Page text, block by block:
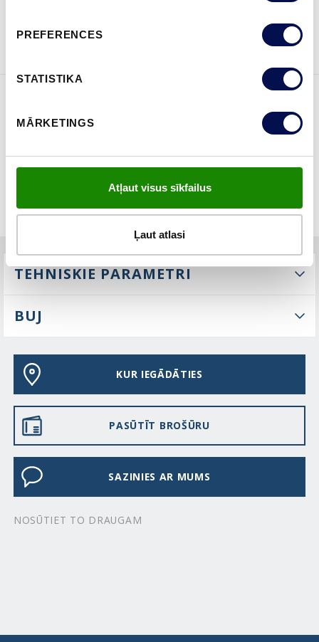
PREFERENCES
STATISTIKA
MĀRKETINGS
Atļaut visus sīkfailus
Ļaut atlasi
Sazinies ar mums
TEHNISKIE PARAMETRI
BUJ
KUR IEGĀDĀTIES
PASŪTĪT BROŠŪRU
SAZINIES AR MUMS
NOSŪTIET TO DRAUGAM